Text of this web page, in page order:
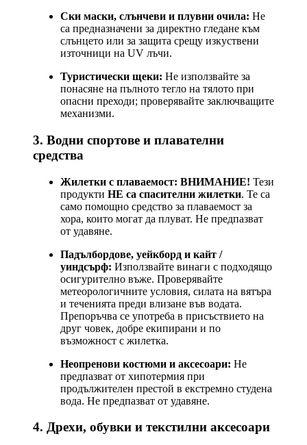
Ски маски, слънчеви и плувни очила: Не
са предназначени за директно гледане към
слънцето или за защита срещу изкуствени
източници на UV лъчи.
Туристически щеки: Не използвайте за
понасяне на пълното тегло на тялото при
опасни преходи; проверявайте заключващите
механизми.
3. Водни спортове и плавателни
средства
Жилетки с плаваемост: ВНИМАНИЕ! Тези
продукти НЕ са спасителни жилетки. Те са
само помощно средство за плаваемост за
хора, които могат да плуват. Не предпазват
от удавяне.
Падълбордове, уейкборд и кайт /
уиндсърф: Използвайте винаги с подходящо
осигурително въже. Проверявайте
метеорологичните условия, силата на вятъра
и теченията преди влизане във водата.
Препоръчва се употреба в присъствието на
друг човек, добре екипирани и по
възможност с жилетка.
Неопренови костюми и аксесоари: Не
предпазват от хипотермия при
продължителен престой в екстремно студена
вода. Не предпазват от удавяне.
4. Дрехи, обувки и текстилни аксесоари